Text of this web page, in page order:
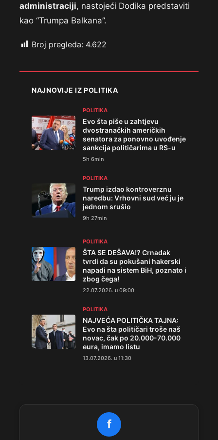
administraciji, nastojeći Dodika predstaviti
kao “Trumpa Balkana”.
Broj pregleda: 4.622
NAJNOVIJE IZ POLITIKA
POLITIKA
Evo šta piše u zahtjevu
dvostranačkih američkih
senatora za ponovno uvođenje
sankcija političarima u RS-u
5h 6min
POLITIKA
Trump izdao kontroverznu
naredbu: Vrhovni sud već ju je
jednom srušio
9h 27min
POLITIKA
ŠTA SE DEŠAVA!? Crnadak
tvrdi da su pokušani hakerski
napadi na sistem BiH, poznato i
zbog čega!
22.07.2026. u 09:00
POLITIKA
NAJVEĆA POLITIČKA TAJNA:
Evo na šta političari troše naš
novac, čak po 20.000-70.000
eura, imamo listu
13.07.2026. u 11:30
f